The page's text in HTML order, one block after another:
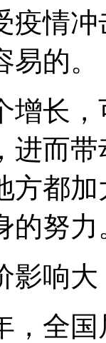
疫情
的。
增长
进而
方都
的努力
影响大
，全